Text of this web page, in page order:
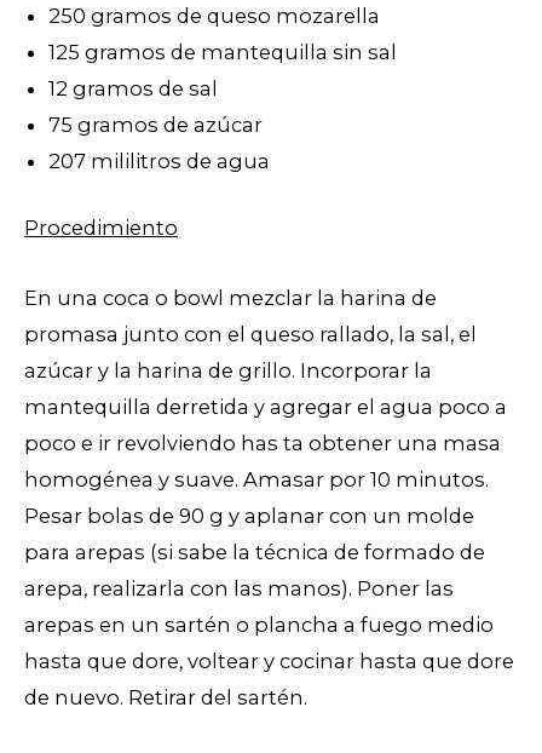
250 gramos de queso mozarella
125 gramos de mantequilla sin sal
12 gramos de sal
75 gramos de azúcar
207 mililitros de agua
Procedimiento
En una coca o bowl mezclar la harina de
promasa junto con el queso rallado, la sal, el
azúcar y la harina de grillo. Incorporar la
mantequilla derretida y agregar el agua poco a
poco e ir revolviendo has ta obtener una masa
homogénea y suave. Amasar por 10 minutos.
Pesar bolas de 90 g y aplanar con un molde
para arepas (si sabe la técnica de formado de
arepa, realizarla con las manos). Poner las
arepas en un sartén o plancha a fuego medio
hasta que dore, voltear y cocinar hasta que dore
de nuevo. Retirar del sartén.